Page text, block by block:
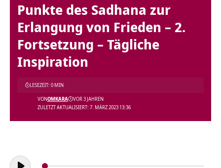
Punkte des Sadhana zur
Erlangung von Frieden – 2.
Fortsetzung – Tägliche
Inspiration
ZULETZT AKTUALISIERT: 7. MÄRZ 2023 13:36
VONOMKARA VOR 3 JAHREN
LESEZEIT: 0 MIN
Audio-